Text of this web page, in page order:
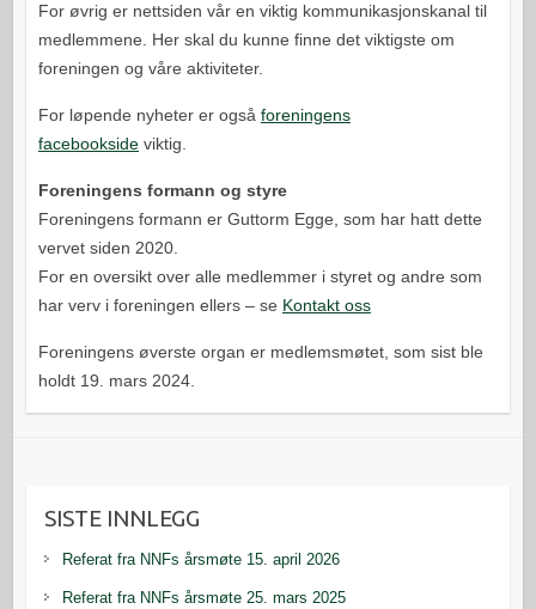
For øvrig er nettsiden vår en viktig kommunikasjonskanal til
medlemmene. Her skal du kunne finne det viktigste om
foreningen og våre aktiviteter.
For løpende nyheter er også foreningens
facebooksideviktig.
Foreningens formann og styre
Foreningens formann er Guttorm Egge, som har hatt dette
vervet siden 2020.
For en oversikt over alle medlemmer i styret og andre som
har verv i foreningen ellers – se Kontakt oss
Foreningens øverste organ er medlemsmøtet, som sist ble
holdt 19. mars 2024.
SISTE INNLEGG
Referat fra NNFs årsmøte 15. april 2026
Referat fra NNFs årsmøte 25. mars 2025